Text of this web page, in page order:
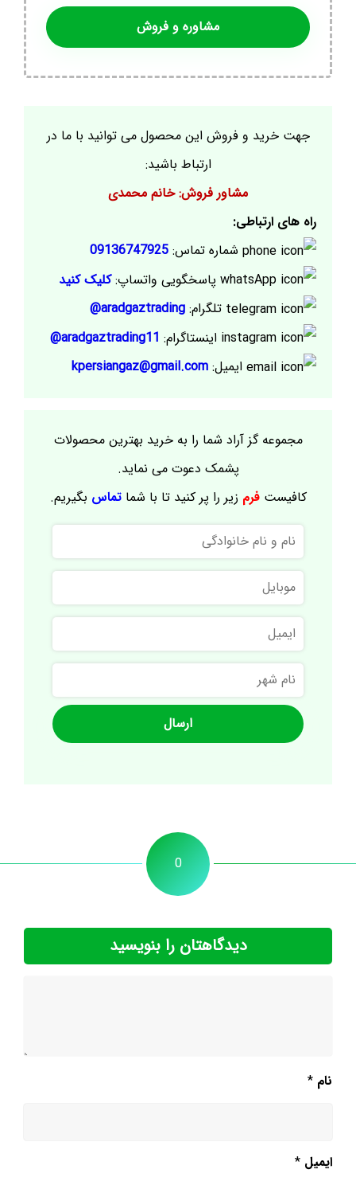
مشاوره و فروش
جهت خرید و فروش این محصول می توانید با ما در
ارتباط باشید:
مشاور فروش: خانم محمدی
راه های ارتباطی:
شماره تماس: 09136747925
پاسخگویی واتساپ:کلیک کنید
تلگرام: aradgaztrading@
اینستاگرام: aradgaztrading11@
ایمیل: kpersiangaz@gmail.com
مجموعه گز آراد شما را به خرید بهترین محصولات
پشمک دعوت می نماید.
کافیستفرم زیر را پر کنید تا با شماتماس بگیریم.
نام
و
نام
خانوادگی
موبایل
ایمیل
نام
شهر
0
دیدگاهتان را بنویسید
نام *
ایمیل *